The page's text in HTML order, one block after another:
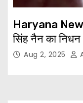
Haryana News
सिंह नैन का निधन
Aug 2, 2025